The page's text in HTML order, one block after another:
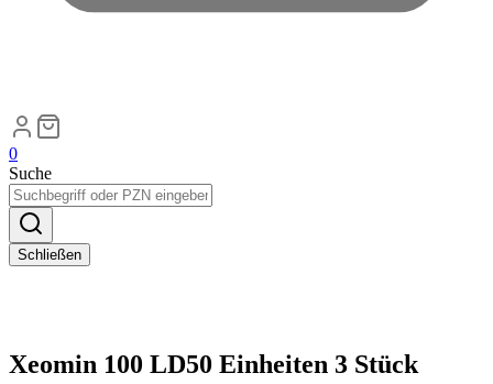
0
Suche
Schließen
Xeomin 100 LD50 Einheiten 3 Stück